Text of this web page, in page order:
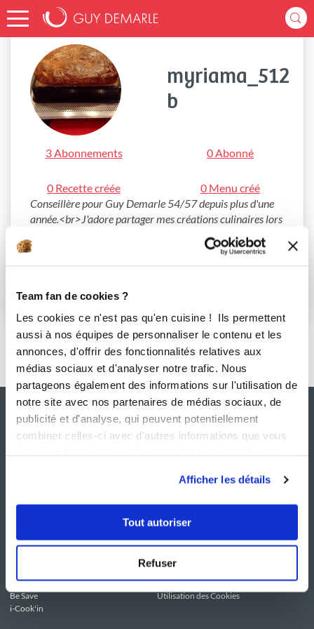
Team fan de cookies ?
Les cookies ce n'est pas qu'en cuisine ! Ils permettent
aussi à nos équipes de personnaliser le contenu et les
annonces, d'offrir des fonctionnalités relatives aux
médias sociaux et d'analyser notre trafic. Nous
partageons également des informations sur l'utilisation de
notre site avec nos partenaires de médias sociaux, de
publicité et d'analyse, qui peuvent potentiellement
combiner celles-ci avec d'autres informations que vous
Afficher les détails
Tout autoriser
Refuser
Accueil myriama_512b
myriama_512
b
3 Abonnements 0 Abonné
0 Recette créée
0 Menu créé
Conseillère pour Guy Demarle 54/57 depuis plus d'une
année.<br>J'adore partager mes créations culinaires lors
d'ateliers.<br>La cuisine est pour moi un moment de
partage et de détente ou l'on passe des moments
S'abonner
Guy Demarle
Boutique
Be Save
i-Cook'in
SERVICE CONSO
Contactez-nous
Mentions légales
Politique de confidentialité
Utilisation des Cookies